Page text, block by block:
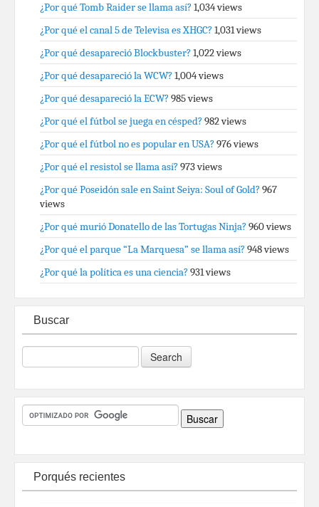
¿Por qué Tomb Raider se llama así? 1,034 views
¿Por qué el canal 5 de Televisa es XHGC? 1,031 views
¿Por qué desapareció Blockbuster? 1,022 views
¿Por qué desapareció la WCW? 1,004 views
¿Por qué desapareció la ECW? 985 views
¿Por qué el fútbol se juega en césped? 982 views
¿Por qué el fútbol no es popular en USA? 976 views
¿Por qué el resistol se llama así? 973 views
¿Por qué Poseidón sale en Saint Seiya: Soul of Gold? 967
views
¿Por qué murió Donatello de las Tortugas Ninja? 960 views
¿Por qué el parque “La Marquesa” se llama así? 948 views
¿Por qué la política es una ciencia? 931 views
Buscar
Porqués recientes